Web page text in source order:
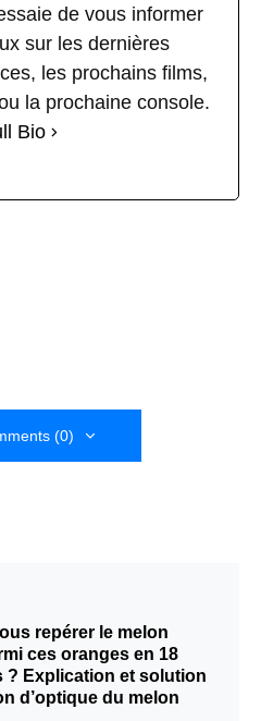
de vous informer
sur les dernières
les prochains films,
la prochaine console.
Bio
(0)
repérer le melon
ces oranges en 18
? Explication et solution
d’optique du melon